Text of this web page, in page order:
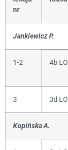
nr
Jankiewicz P.
1-2 4b LO
3 3d LO
Kopińska A.